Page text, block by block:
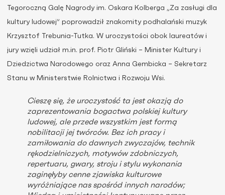
Tegoroczną Galę Nagrody im. Oskara Kolberga „Za zasługi dla
kultury ludowej” poprowadził znakomity podhalański muzyk
Krzysztof Trebunia-Tutka. W uroczystości obok laureatów i
jury wzięli udział m.in. prof. Piotr Gliński – Minister Kultury i
Dziedzictwa Narodowego oraz Anna Gembicka – Sekretarz
Stanu w Ministerstwie Rolnictwa i Rozwoju Wsi.
Cieszę się, że uroczystość ta jest okazją do
zaprezentowania bogactwa polskiej kultury
ludowej, ale przede wszystkim jest formą
nobilitacji jej twórców. Bez ich pracy i
zamiłowania do dawnych zwyczajów, technik
rękodzielniczych, motywów zdobniczych,
repertuaru, gwary, stroju i stylu wykonania
zaginęłyby cenne zjawiska kulturowe
wyróżniające nas spośród innych narodów;